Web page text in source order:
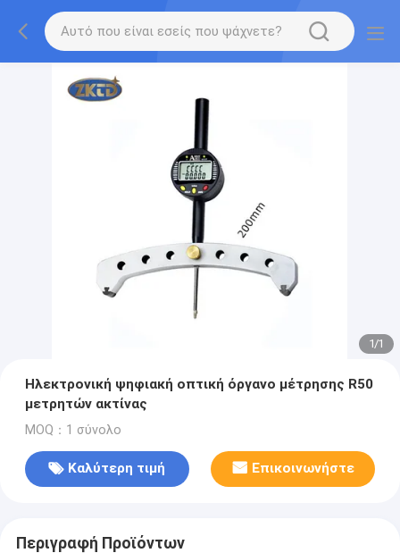
1/1
Ηλεκτρονική ψηφιακή οπτική όργανο μέτρησης R50
μετρητών ακτίνας
MOQ：1 σύνολο
Καλύτερη τιμή Επικοινωνήστε
Περιγραφή Προϊόντων